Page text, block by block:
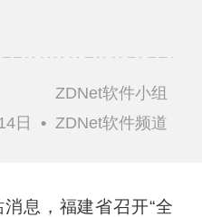
ZDNet软件小组
日
• ZDNet软件频道
息，福建省召开“全